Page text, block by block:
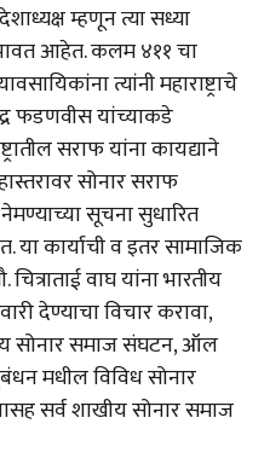
म्हणून त्या सध्या
आहेत. कलम ४११ चा
त्यांनी महाराष्ट्राचे
फडणवीस यांच्याकडे
सराफ यांना कायद्याने
सोनार सराफ
सूचना सुधारित
या कार्याची व इतर सामाजिक
वाघ यांना भारतीय
देण्याचा विचार करावा,
सोनार समाज संघटन, ऑल
मधील विविध सोनार
सर्व शाखीय सोनार समाज